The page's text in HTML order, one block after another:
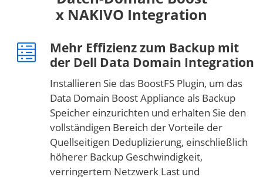
x NAKIVO Integration
Mehr Effizienz zum Backup mit
der Dell Data Domain Integration
Installieren Sie das BoostFS Plugin, um das
Data Domain Boost Appliance als Backup
Speicher einzurichten und erhalten Sie den
vollständigen Bereich der Vorteile der
Quellseitigen Deduplizierung, einschließlich
höherer Backup Geschwindigkeit,
verringertem Netzwerk Last und